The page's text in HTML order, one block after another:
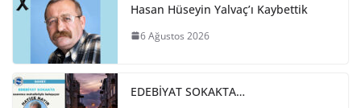
Hasan Hüseyin Yalvaç’ı Kaybettik
6 Ağustos 2026
EDEBİYAT SOKAKTA…